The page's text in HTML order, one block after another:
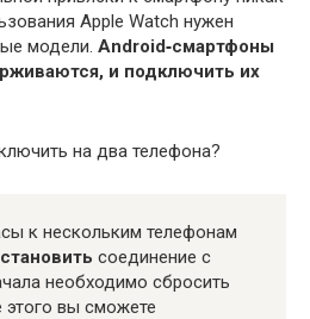
Apple Watch нужен
модели. Android‑смартфоны
и подключить их
на два телефона?
к нескольким телефонам
соединение с
необходимо сбросить
этого вы сможете